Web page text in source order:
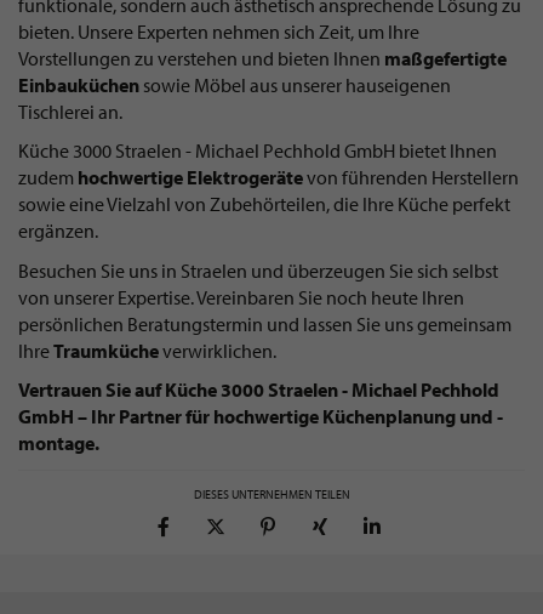
bieten. Unsere Experten nehmen sich Zeit, um Ihre
Vorstellungen zu verstehen und bieten Ihnen maßgefertigte
Einbauküchen sowie Möbel aus unserer hauseigenen
Tischlerei an.
Küche 3000 Straelen - Michael Pechhold GmbH bietet Ihnen
zudem hochwertige Elektrogerätevon führenden Herstellern
sowie eine Vielzahl von Zubehörteilen, die Ihre Küche perfekt
ergänzen.
Besuchen Sie uns in Straelen und überzeugen Sie sich selbst
von unserer Expertise. Vereinbaren Sie noch heute Ihren
persönlichen Beratungstermin und lassen Sie uns gemeinsam
IhreTraumkücheverwirklichen.
Vertrauen Sie auf Küche 3000 Straelen - Michael Pechhold
GmbH – Ihr Partner für hochwertige Küchenplanung und -
montage.
DIESES UNTERNEHMEN TEILEN